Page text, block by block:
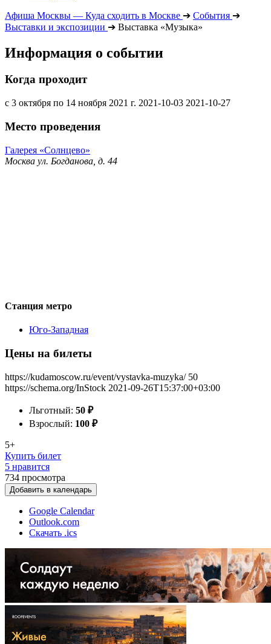
Афиша Москвы — Куда сходить в Москве ➔ События ➔
Выставки и экспозиции ➔ Выставка «Музыка»
Информация о событии
Когда проходит
с 3 октября по 14 ноября 2021 г. 2021-10-03 2021-10-27
Место проведения
Галерея «Солнцево»
Москва ул. Богданова, д. 44
Станция метро
Юго-Западная
Цены на билеты
https://kudamoscow.ru/event/vystavka-muzyka/ 50
https://schema.org/InStock 2021-09-26T15:37:00+03:00
Льготный: 50 ₽
Взрослый: 100 ₽
5+
Купить билет
5 нравится
734 просмотра
Добавить в календарь
Google Calendar
Outlook.com
Скачать .ics